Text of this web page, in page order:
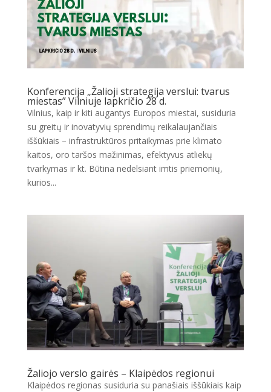
Konferencija „Žalioji strategija verslui: tvarus
miestas” Vilniuje lapkričio 28 d.
Vilnius, kaip ir kiti augantys Europos miestai, susiduria
su greitų ir inovatyvių sprendimų reikalaujančiais
iššūkiais – infrastruktūros pritaikymas prie klimato
kaitos, oro taršos mažinimas, efektyvus atliekų
tvarkymas ir kt. Būtina nedelsiant imtis priemonių,
kurios...
Žaliojo verslo gairės – Klaipėdos regionui
Klaipėdos regionas susiduria su panašiais iššūkiais kaip